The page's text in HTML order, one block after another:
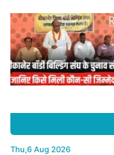
Thu,6 Aug 2026